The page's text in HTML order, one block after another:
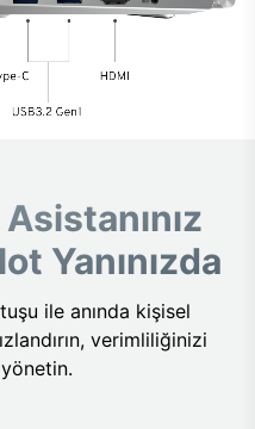
Yanınızda
ile anında kişisel
verimliliğinizi